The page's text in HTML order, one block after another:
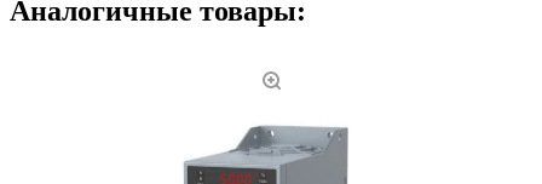
Аналогичные товары: